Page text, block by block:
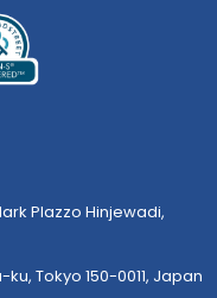
Plazzo Hinjewadi,
Tokyo 150-0011, Japan